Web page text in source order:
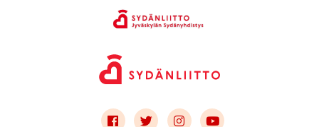
Link to facebook
Link to twitter
Link to instagram
Link to youtube